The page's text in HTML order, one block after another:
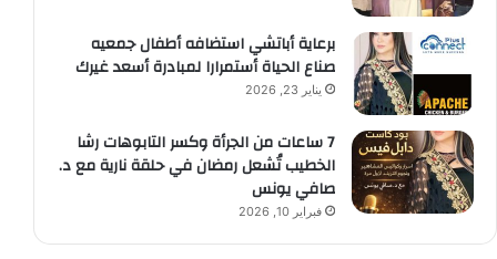
برعاية أباتشي استضافه أطفال جمعيه
صناع الحياة أستمرارا لمبادرة أسعد غيرك
يناير 23, 2026
7 ساعات من الجرأة وكسر التابوهات رشا
الخطيب تُشعل رمضان في حلقة نارية مع د.
صافي يونس
فبراير 10, 2026